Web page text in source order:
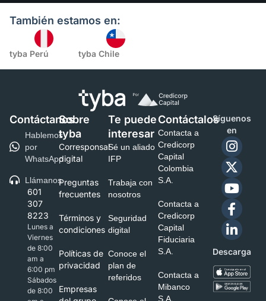
También estamos en:
tyba Perú tyba Chile
Contáctanos
Hablemos
por
WhatsApp
Llámanos
601
307
8223
Lunes a
Viernes
de 8:00
am a
6:00 pm
Sábados
de 8:00
Sobre
tyba
Corresponsal
digital
Preguntas
frecuentes
Términos y
condiciones
Políticas de
privacidad
Empresas
Te puede
interesar
Sé un aliado
IFP
Trabaja con
nosotros
Seguridad
digital
Conoce el
plan de
referidos
Contáctalos
Contacta a
Credicorp
Capital
Colombia
S.A.
Contacta a
Credicorp
Capital
Fiduciaria
S.A.
Contacta a
Mibanco
S.A.
Síguenos
en
Descarga